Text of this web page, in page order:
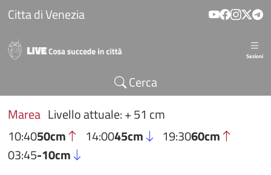
Salta al contenuto principale
Citta di Venezia
Sezioni
Cerca
Marea Livello attuale: + 51 cm
10:4050cm 14:0045cm 19:3060cm
03:45-10cm